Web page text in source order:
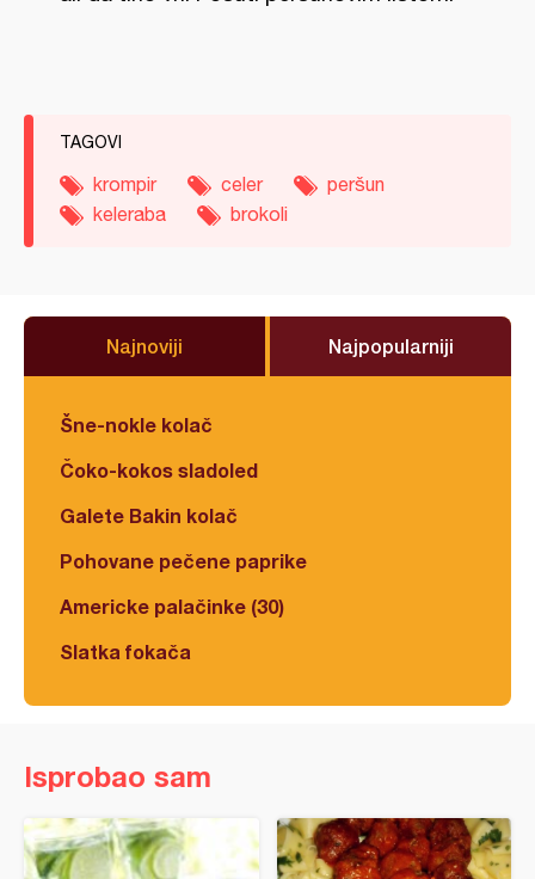
TAGOVI
krompir celer
peršun
keleraba
brokoli
Najnoviji Najpopularniji
Šne-nokle kolač
Čoko-kokos sladoled
Galete Bakin kolač
Pohovane pečene paprike
Americke palačinke (30)
Slatka fokača
Isprobao sam